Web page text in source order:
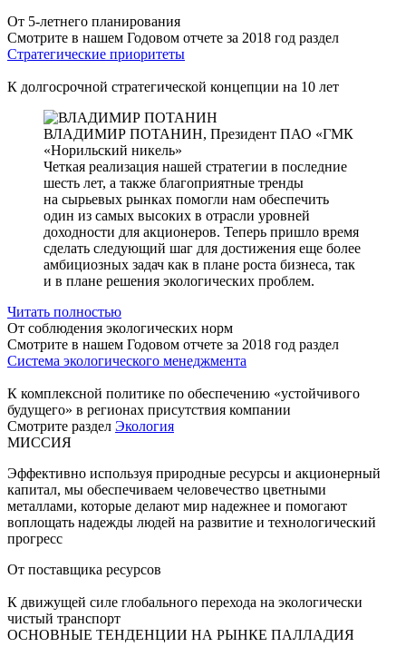
От 5-летнего планирования
Смотрите в нашем Годовом отчете за 2018 год раздел
Стратегические приоритеты
К долгосрочной стратегической концепции на 10 лет
ВЛАДИМИР ПОТАНИН, Президент ПАО «ГМК
«Норильский никель»
Четкая реализация нашей стратегии в последние
шесть лет, а также благоприятные тренды
на сырьевых рынках помогли нам обеспечить
один из самых высоких в отрасли уровней
доходности для акционеров. Теперь пришло время
сделать следующий шаг для достижения еще более
амбициозных задач как в плане роста бизнеса, так
и в плане решения экологических проблем.
Читать полностью
От соблюдения экологических норм
Смотрите в нашем Годовом отчете за 2018 год раздел
Система экологического менеджмента
К комплексной политике по обеспечению «устойчивого
будущего» в регионах присутствия компании
Смотрите раздел Экология
МИССИЯ
Эффективно используя природные ресурсы и акционерный
капитал, мы обеспечиваем человечество цветными
металлами, которые делают мир надежнее и помогают
воплощать надежды людей на развитие и технологический
прогресс
От поставщика ресурсов
К движущей силе глобального перехода на экологически
чистый транспорт
ОСНОВНЫЕ ТЕНДЕНЦИИ НА РЫНКЕ ПАЛЛАДИЯ